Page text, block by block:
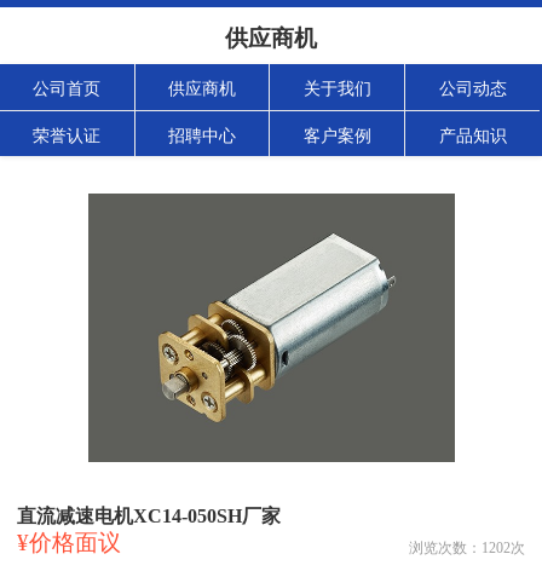
供应商机
公司首页 供应商机 关于我们 公司动态
荣誉认证 招聘中心 客户案例 产品知识
直流减速电机XC14-050SH厂家
¥价格面议 浏览次数： 1202次